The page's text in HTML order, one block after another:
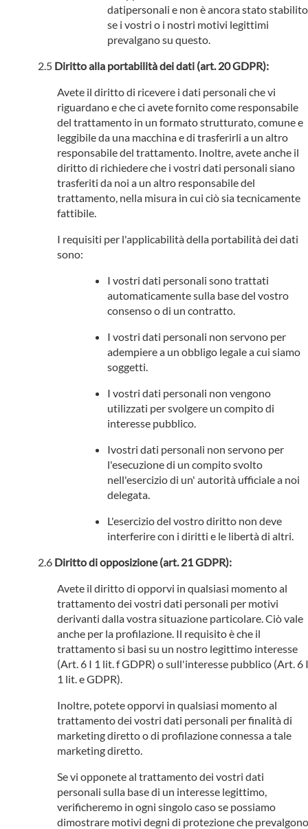
datipersonali e non è ancora stato stabilito
se i vostri o i nostri motivi legittimi
prevalgano su questo.
Diritto alla portabilità dei dati (art. 20 GDPR):
Avete il diritto di ricevere i dati personali che vi
riguardano e che ci avete fornito come responsabile
del trattamento in un formato strutturato, comune e
leggibile da una macchina e di trasferirli a un altro
responsabile del trattamento. Inoltre, avete anche il
diritto di richiedere che i vostri dati personali siano
trasferiti da noi a un altro responsabile del
trattamento, nella misura in cui ciò sia tecnicamente
fattibile.
I requisiti per l'applicabilità della portabilità dei dati
sono:
I vostri dati personali sono trattati
automaticamente sulla base del vostro
consenso o di un contratto.
I vostri dati personali non servono per
adempiere a un obbligo legale a cui siamo
soggetti.
I vostri dati personali non vengono
utilizzati per svolgere un compito di
interesse pubblico.
Ivostri dati personali non servono per
l'esecuzione di un compito svolto
nell'esercizio di un' autorità ufficiale a noi
delegata.
L'esercizio del vostro diritto non deve
interferire con i diritti e le libertà di altri.
Diritto di opposizione (art. 21 GDPR):
Avete il diritto di opporvi in qualsiasi momento al
trattamento dei vostri dati personali per motivi
derivanti dalla vostra situazione particolare. Ciò vale
anche per la profilazione. Il requisito è che il
trattamento si basi su un nostro legittimo interesse
(Art. 6 I 1 lit. f GDPR) o sull'interesse pubblico (Art. 6 I
1 lit. e GDPR).
Inoltre, potete opporvi in qualsiasi momento al
trattamento dei vostri dati personali per finalità di
marketing diretto o di profilazione connessa a tale
marketing diretto.
Se vi opponete al trattamento dei vostri dati
personali sulla base di un interesse legittimo,
verificheremo in ogni singolo caso se possiamo
dimostrare motivi degni di protezione che prevalgono